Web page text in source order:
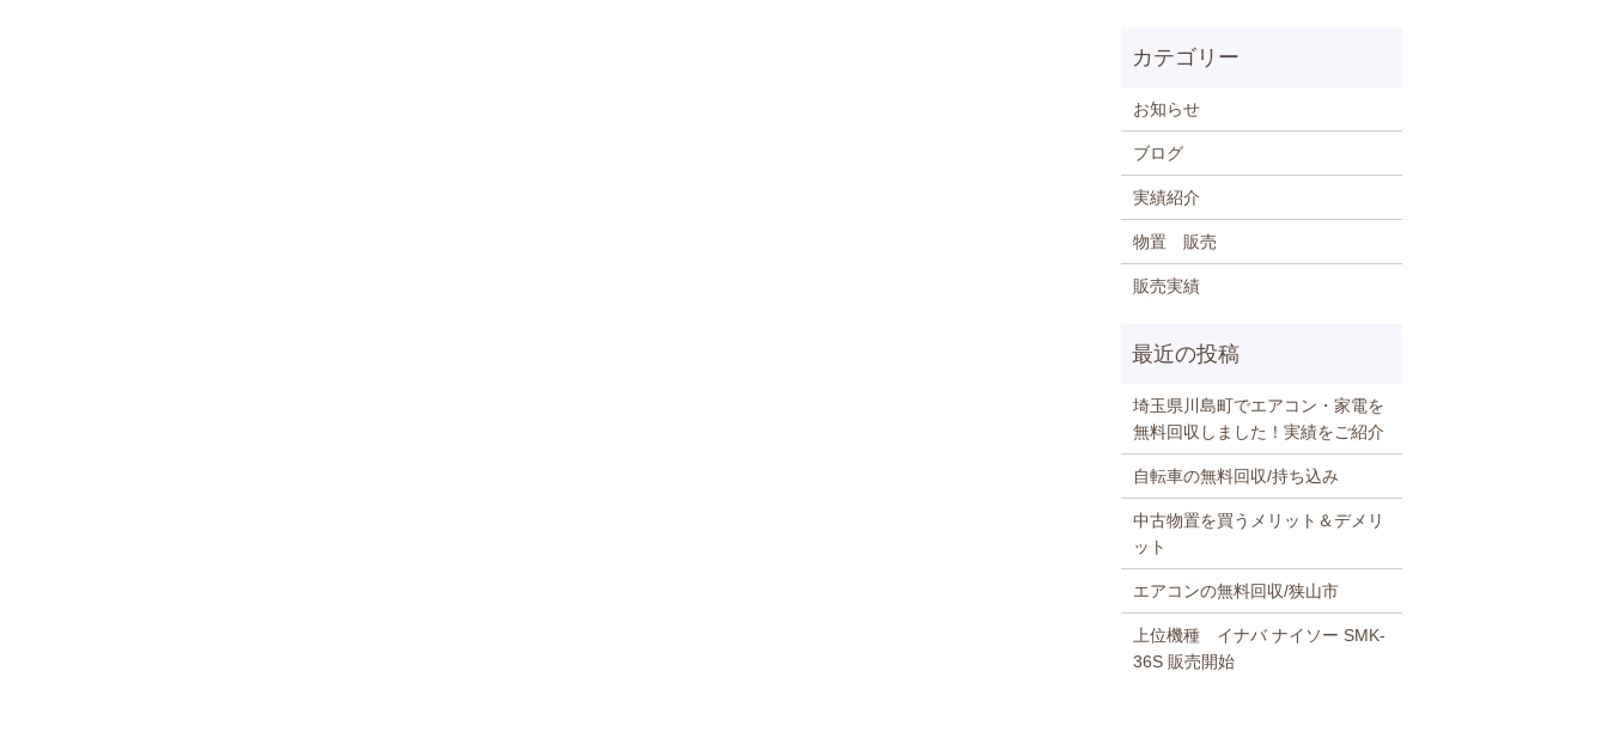
お知らせ
ブログ
実績紹介
物置 販売
販売実績
埼玉県川島町でエアコン・家電を
無料回収しました！実績をご紹介
自転車の無料回収/持ち込み
中古物置を買うメリット＆デメリ
ット
エアコンの無料回収/狭山市
上位機種 イナバ ナイソー SMK-
36S 販売開始